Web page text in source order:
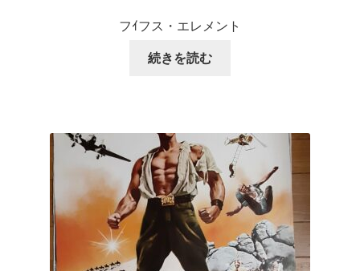
フｲフス・エレメント
続きを読む